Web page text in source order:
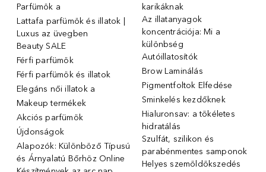
Parfümök ️a
Lattafa parfümök és illatok |
Luxus az üvegben
Beauty SALE
Férfi parfümök
Férfi parfümök és illatok
Elegáns női illatok ️a
Makeup termékek
Akciós parfümök
Újdonságok
Alapozók: Különböző Típusú
és Árnyalatú Bőrhöz Online
karikáknak
Az illatanyagok
koncentrációja: Mi a
különbség
Autóillatosítók
Brow Laminálás
Pigmentfoltok Elfedése
Sminkelés kezdőknek
Hialuronsav: a tökéletes
hidratálás
Szulfát, szilikon és
parabénmentes samponok
Helyes szemöldökszedés